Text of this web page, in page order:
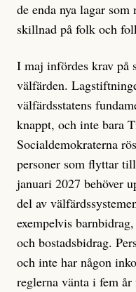
de enda nya lagar
skillnad på folk och
I maj infördes krav på
välfärden.
välfärdsstatens
knappt, och inte bara
Socialdemokraterna
personer som flyttar
januari 2027 behöver
del av
exempelvis
och bostadsbidrag.
och inte har någon
reglerna vänta i fem